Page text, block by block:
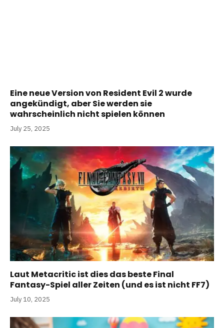
Eine neue Version von Resident Evil 2 wurde
angekündigt, aber Sie werden sie
wahrscheinlich nicht spielen können
July 25, 2025
Laut Metacritic ist dies das beste Final
Fantasy-Spiel aller Zeiten (und es ist nicht FF7)
July 10, 2025